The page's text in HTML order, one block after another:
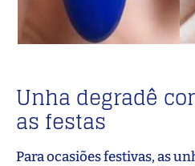
Unha degradê
as festas
Para ocasiões festivas, as